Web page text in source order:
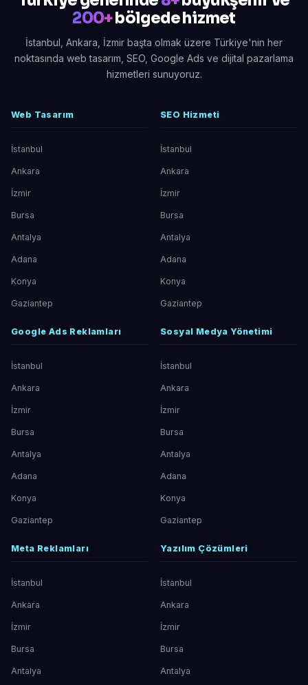
200+bölgede hizmet
İstanbul, Ankara, İzmir başta olmak üzere Türkiye'nin her
noktasında web tasarım, SEO, Google Ads ve dijital pazarlama
hizmetleri sunuyoruz.
Web Tasarım
İstanbul
Ankara
İzmir
Bursa
Antalya
Adana
Konya
Gaziantep
SEO Hizmeti
İstanbul
Ankara
İzmir
Bursa
Antalya
Adana
Konya
Gaziantep
Google Ads Reklamları
İstanbul
Ankara
İzmir
Bursa
Antalya
Adana
Konya
Gaziantep
Sosyal Medya Yönetimi
İstanbul
Ankara
İzmir
Bursa
Antalya
Adana
Konya
Gaziantep
Meta Reklamları
İstanbul
Ankara
İzmir
Bursa
Antalya
Yazılım Çözümleri
İstanbul
Ankara
İzmir
Bursa
Antalya